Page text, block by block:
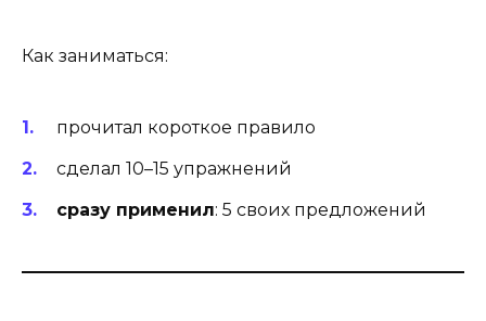
Как заниматься:
прочитал короткое правило
сделал 10–15 упражнений
сразу применил: 5 своих предложений